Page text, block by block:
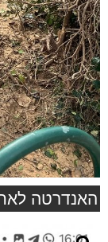
האנדרטה